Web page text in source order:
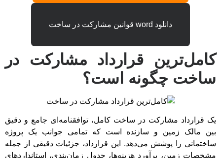
دانلود word قوانین مشارکت در ساخت
کامل‌ترین قرارداد مشارکت در
ساخت چگونه است؟
یک قرارداد مشارکت در ساخت کامل، توافقنامه‌ای جامع و دقیق
بین مالک زمین و سازنده است که تمامی جوانب یک پروژه
ساختمانی را پوشش می‌دهد. این قرارداد، جزئیات دقیقی از جمله
مشخصات زمین، برآورد هزینه‌ها، جدول زمان‌بندی، استانداردهای